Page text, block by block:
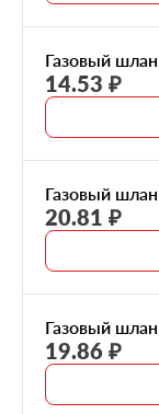
Газовый
14.53 ₽
Газовый
20.81 ₽
Газовый
19.86 ₽